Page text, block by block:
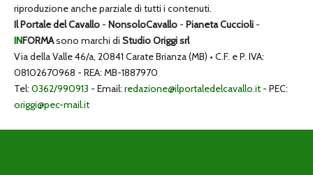
riproduzione anche parziale di tutti i contenuti.
Il Portale del Cavallo - NonsoloCavallo - Pianeta Cuccioli -
INFORMAsono marchi di Studio Origgi srl
Via della Valle 46/a, 20841 Carate Brianza (MB) • C.F. e P. IVA:
08102670968 - REA: MB-1887970
Tel: 0362/990913 - Email: redazione@ilportaledelcavallo.it - PEC:
origgi@pec-mail.it